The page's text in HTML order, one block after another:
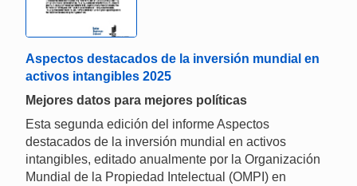
Aspectos destacados de la inversión mundial en
activos intangibles 2025
Mejores datos para mejores políticas
Esta segunda edición del informe Aspectos
destacados de la inversión mundial en activos
intangibles, editado anualmente por la Organización
Mundial de la Propiedad Intelectual (OMPI) en